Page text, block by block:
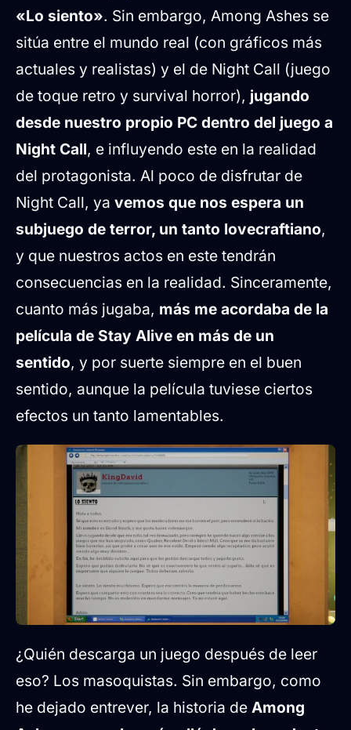
«Lo siento». Sin embargo, Among Ashes se
sitúa entre el mundo real (con gráficos más
actuales y realistas) y el de Night Call (juego
de toque retro y survival horror), jugando
desde nuestro propio PC dentro del juego a
Night Call, e influyendo este en la realidad
del protagonista. Al poco de disfrutar de
Night Call, ya vemos que nos espera un
subjuego de terror, un tanto lovecraftiano,
y que nuestros actos en este tendrán
consecuencias en la realidad. Sinceramente,
cuanto más jugaba, más me acordaba de la
película de Stay Alive en más de un
sentido, y por suerte siempre en el buen
sentido, aunque la película tuviese ciertos
efectos un tanto lamentables.
¿Quién descarga un juego después de leer
eso? Los masoquistas. Sin embargo, como
he dejado entrever, la historia de Among